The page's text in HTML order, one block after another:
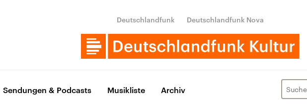
Deutschlandfunk Deutschlandfunk Nova
Sendungen & Podcasts Musikliste Archiv